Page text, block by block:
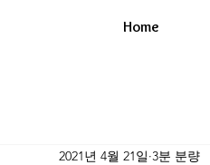
Home
2021년 4월 21일 3분 분량